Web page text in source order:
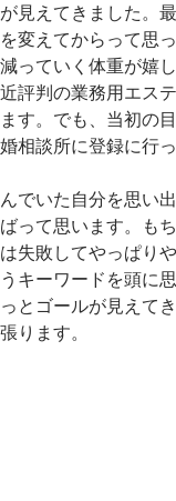
見えてきました。
変えてからって思
っていく体重が嬉
評判の業務用エス
す。でも、当初の
相談所に登録に行
でいた自分を思い
って思います。も
失敗してやっぱり
キーワードを頭に
とゴールが見えてき
ります。